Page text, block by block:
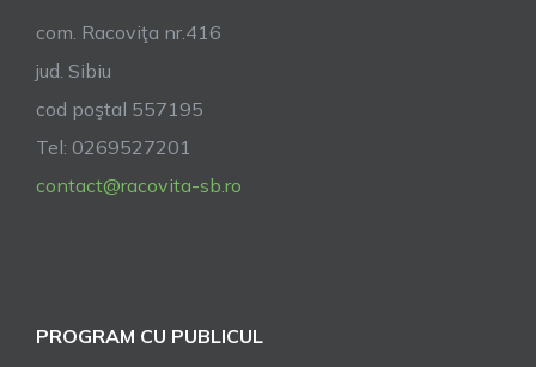
com. Racoviţa nr.416
jud. Sibiu
cod poştal 557195
Tel: 0269527201
contact@racovita-sb.ro
PROGRAM CU PUBLICUL